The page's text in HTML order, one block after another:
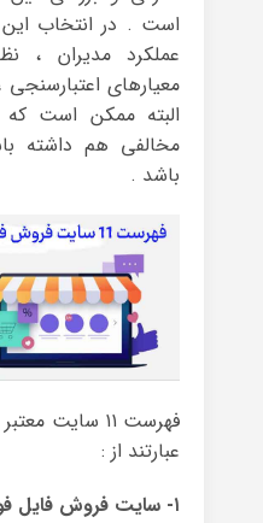
است . در انتخاب
عملکرد مدیران ،
معیارهای
البته ممکن است
مخالفی هم داشته
باشد .
فهرست ۱۱ سایت
عبارتند از :
۱- سایت فروش فایل فورکیا